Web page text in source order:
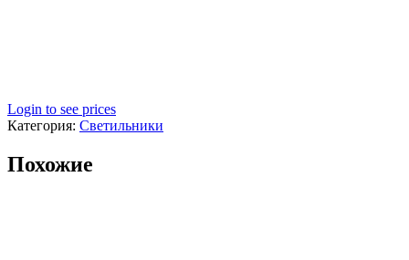
Login to see prices
Категория: Светильники
Похожие